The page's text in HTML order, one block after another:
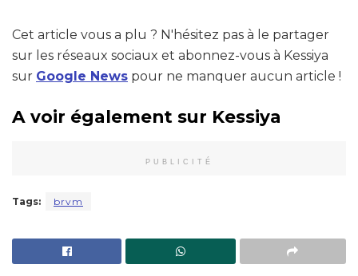
Cet article vous a plu ? N'hésitez pas à le partager
sur les réseaux sociaux et abonnez-vous à Kessiya
sur Google News pour ne manquer aucun article !
A voir également sur Kessiya
PUBLICITÉ
Tags: brvm